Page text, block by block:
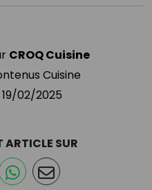
CROQ Cuisine
Cuisine
19/02/2025
ARTICLE SUR